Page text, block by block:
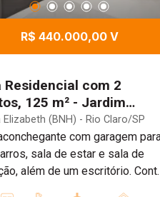
R$ 440.000,00 V
Residencial com 2
125 m² - Jardim
Rio Claro/SP
Elizabeth (BNH) - Rio Claro/SP
com garagem
sala de estar e sala de
além de um escritório.